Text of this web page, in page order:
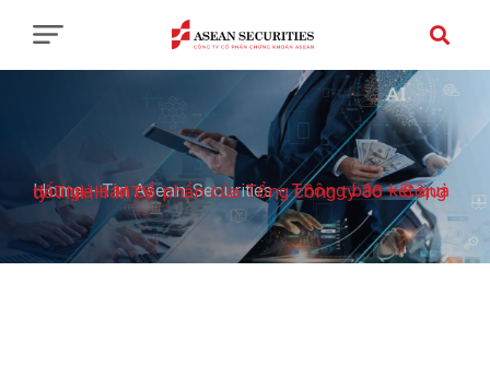
Home-Tin Asean Securities-
Thông báo kết quả đấu giá bán cổ phần của Tổng công ty 36 – Công ty TNHH MTV